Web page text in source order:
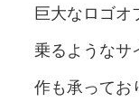
巨大なロゴオ
乗るようなサ
作も承ってお